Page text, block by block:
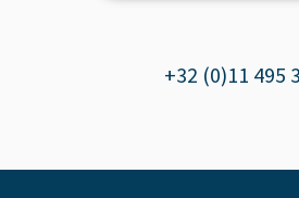
+32 (0)11 495